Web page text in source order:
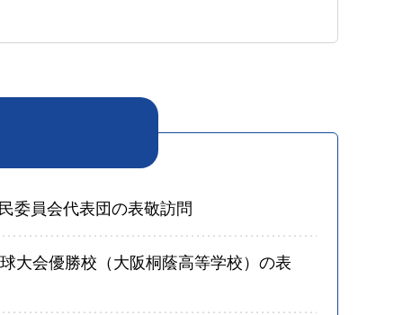
委員会代表団の表敬訪問
大会優勝校（大阪桐蔭高等学校）の表